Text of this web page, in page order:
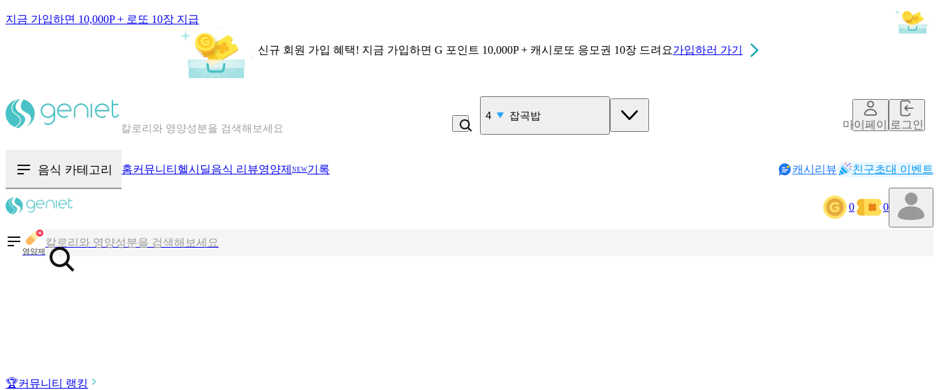
지금 가입하면 10,000P + 로또 10장 지급
신규 회원 가입 혜택! 지금 가입하면 G 포인트 10,000P + 캐시로또 응모권 10장 드려요가입하러 가기
혈당 · 다이어트 음식 검색해보세요
4 잡곡밥
마이페이지로그인
음식 카테고리 홈커뮤니티 헬시딜음식 리뷰영양제 NEW기록 캐시리뷰 친구초대 이벤트
0 0
영양제
혈당 · 다이어트 음식 검색해보세요
음식 · 영양제 리뷰를 찾아보세요
🏆커뮤니티 랭킹